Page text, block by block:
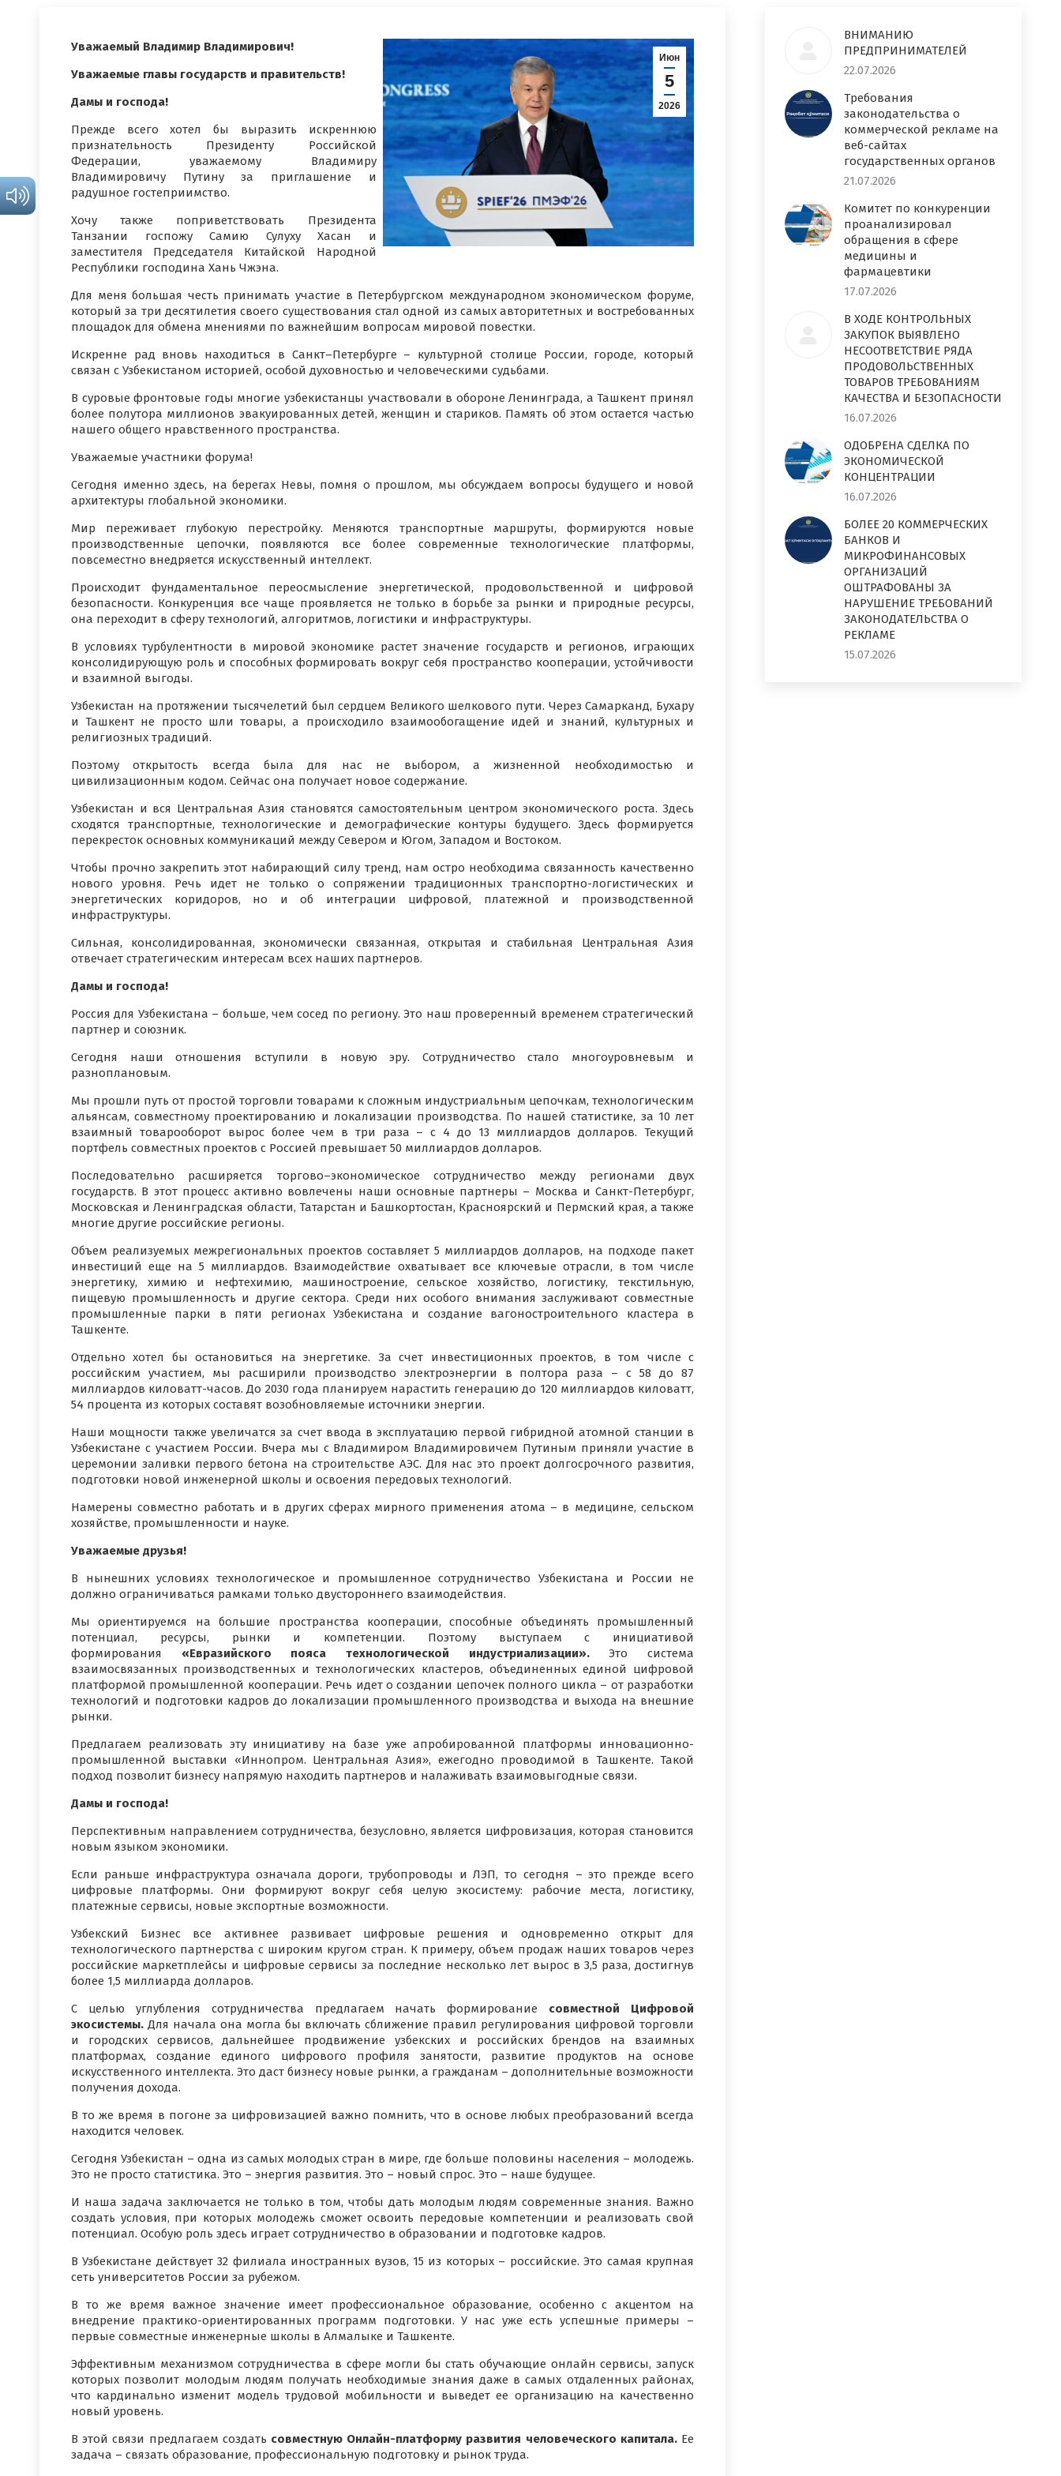
Июн
5
2026
Уважаемый Владимир Владимирович!
Уважаемые главы государств и правительств!
Дамы и господа!
Прежде всего хотел бы выразить искреннюю
признательность Президенту Российской
Федерации, уважаемому Владимиру
Владимировичу Путину за приглашение и
радушное гостеприимство.
Хочу также поприветствовать Президента
Танзании госпожу Самию Сулуху Хасан и
заместителя Председателя Китайской Народной
Республики господина Хань Чжэна.
Для меня большая честь принимать участие в Петербургском международном экономическом форуме,
который за три десятилетия своего существования стал одной из самых авторитетных и востребованных
площадок для обмена мнениями по важнейшим вопросам мировой повестки.
Искренне рад вновь находиться в Санкт–Петербурге – культурной столице России, городе, который
связан с Узбекистаном историей, особой духовностью и человеческими судьбами.
В суровые фронтовые годы многие узбекистанцы участвовали в обороне Ленинграда, а Ташкент принял
более полутора миллионов эвакуированных детей, женщин и стариков. Память об этом остается частью
нашего общего нравственного пространства.
Уважаемые участники форума!
Сегодня именно здесь, на берегах Невы, помня о прошлом, мы обсуждаем вопросы будущего и новой
архитектуры глобальной экономики.
Мир переживает глубокую перестройку. Меняются транспортные маршруты, формируются новые
производственные цепочки, появляются все более современные технологические платформы,
повсеместно внедряется искусственный интеллект.
Происходит фундаментальное переосмысление энергетической, продовольственной и цифровой
безопасности. Конкуренция все чаще проявляется не только в борьбе за рынки и природные ресурсы,
она переходит в сферу технологий, алгоритмов, логистики и инфраструктуры.
В условиях турбулентности в мировой экономике растет значение государств и регионов, играющих
консолидирующую роль и способных формировать вокруг себя пространство кооперации, устойчивости
и взаимной выгоды.
Узбекистан на протяжении тысячелетий был сердцем Великого шелкового пути. Через Самарканд, Бухару
и Ташкент не просто шли товары, а происходило взаимообогащение идей и знаний, культурных и
религиозных традиций.
Поэтому открытость всегда была для нас не выбором, а жизненной необходимостью и
цивилизационным кодом. Сейчас она получает новое содержание.
Узбекистан и вся Центральная Азия становятся самостоятельным центром экономического роста. Здесь
сходятся транспортные, технологические и демографические контуры будущего. Здесь формируется
перекресток основных коммуникаций между Севером и Югом, Западом и Востоком.
Чтобы прочно закрепить этот набирающий силу тренд, нам остро необходима связанность качественно
нового уровня. Речь идет не только о сопряжении традиционных транспортно-логистических и
энергетических коридоров, но и об интеграции цифровой, платежной и производственной
инфраструктуры.
Сильная, консолидированная, экономически связанная, открытая и стабильная Центральная Азия
отвечает стратегическим интересам всех наших партнеров.
Дамы и господа!
Россия для Узбекистана – больше, чем сосед по региону. Это наш проверенный временем стратегический
партнер и союзник.
Сегодня наши отношения вступили в новую эру. Сотрудничество стало многоуровневым и
разноплановым.
Мы прошли путь от простой торговли товарами к сложным индустриальным цепочкам, технологическим
альянсам, совместному проектированию и локализации производства. По нашей статистике, за 10 лет
взаимный товарооборот вырос более чем в три раза – с 4 до 13 миллиардов долларов. Текущий
портфель совместных проектов с Россией превышает 50 миллиардов долларов.
Последовательно расширяется торгово–экономическое сотрудничество между регионами двух
государств. В этот процесс активно вовлечены наши основные партнеры – Москва и Санкт-Петербург,
Московская и Ленинградская области, Татарстан и Башкортостан, Красноярский и Пермский края, а также
многие другие российские регионы.
Объем реализуемых межрегиональных проектов составляет 5 миллиардов долларов, на подходе пакет
инвестиций еще на 5 миллиардов. Взаимодействие охватывает все ключевые отрасли, в том числе
энергетику, химию и нефтехимию, машиностроение, сельское хозяйство, логистику, текстильную,
пищевую промышленность и другие сектора. Среди них особого внимания заслуживают совместные
промышленные парки в пяти регионах Узбекистана и создание вагоностроительного кластера в
Ташкенте.
Отдельно хотел бы остановиться на энергетике. За счет инвестиционных проектов, в том числе с
российским участием, мы расширили производство электроэнергии в полтора раза – с 58 до 87
миллиардов киловатт-часов. До 2030 года планируем нарастить генерацию до 120 миллиардов киловатт,
54 процента из которых составят возобновляемые источники энергии.
Наши мощности также увеличатся за счет ввода в эксплуатацию первой гибридной атомной станции в
Узбекистане с участием России. Вчера мы с Владимиром Владимировичем Путиным приняли участие в
церемонии заливки первого бетона на строительстве АЭС. Для нас это проект долгосрочного развития,
подготовки новой инженерной школы и освоения передовых технологий.
Намерены совместно работать и в других сферах мирного применения атома – в медицине, сельском
хозяйстве, промышленности и науке.
Уважаемые друзья!
В нынешних условиях технологическое и промышленное сотрудничество Узбекистана и России не
должно ограничиваться рамками только двустороннего взаимодействия.
Мы ориентируемся на большие пространства кооперации, способные объединять промышленный
потенциал, ресурсы, рынки и компетенции. Поэтому выступаем с инициативой
формирования «Евразийского пояса технологической индустриализации».Это система
взаимосвязанных производственных и технологических кластеров, объединенных единой цифровой
платформой промышленной кооперации. Речь идет о создании цепочек полного цикла – от разработки
технологий и подготовки кадров до локализации промышленного производства и выхода на внешние
рынки.
Предлагаем реализовать эту инициативу на базе уже апробированной платформы инновационно-
промышленной выставки «Иннопром. Центральная Азия», ежегодно проводимой в Ташкенте. Такой
подход позволит бизнесу напрямую находить партнеров и налаживать взаимовыгодные связи.
Дамы и господа!
Перспективным направлением сотрудничества, безусловно, является цифровизация, которая становится
новым языком экономики.
Если раньше инфраструктура означала дороги, трубопроводы и ЛЭП, то сегодня – это прежде всего
цифровые платформы. Они формируют вокруг себя целую экосистему: рабочие места, логистику,
платежные сервисы, новые экспортные возможности.
Узбекский Бизнес все активнее развивает цифровые решения и одновременно открыт для
технологического партнерства с широким кругом стран. К примеру, объем продаж наших товаров через
российские маркетплейсы и цифровые сервисы за последние несколько лет вырос в 3,5 раза, достигнув
более 1,5 миллиарда долларов.
С целью углубления сотрудничества предлагаем начать формирование совместной Цифровой
экосистемы. Для начала она могла бы включать сближение правил регулирования цифровой торговли
и городских сервисов, дальнейшее продвижение узбекских и российских брендов на взаимных
платформах, создание единого цифрового профиля занятости, развитие продуктов на основе
искусственного интеллекта. Это даст бизнесу новые рынки, а гражданам – дополнительные возможности
получения дохода.
В то же время в погоне за цифровизацией важно помнить, что в основе любых преобразований всегда
находится человек.
Сегодня Узбекистан – одна из самых молодых стран в мире, где больше половины населения – молодежь.
Это не просто статистика. Это – энергия развития. Это – новый спрос. Это – наше будущее.
И наша задача заключается не только в том, чтобы дать молодым людям современные знания. Важно
создать условия, при которых молодежь сможет освоить передовые компетенции и реализовать свой
потенциал. Особую роль здесь играет сотрудничество в образовании и подготовке кадров.
В Узбекистане действует 32 филиала иностранных вузов, 15 из которых – российские. Это самая крупная
сеть университетов России за рубежом.
В то же время важное значение имеет профессиональное образование, особенно с акцентом на
внедрение практико-ориентированных программ подготовки. У нас уже есть успешные примеры –
первые совместные инженерные школы в Алмалыке и Ташкенте.
Эффективным механизмом сотрудничества в сфере могли бы стать обучающие онлайн сервисы, запуск
которых позволит молодым людям получать необходимые знания даже в самых отдаленных районах,
что кардинально изменит модель трудовой мобильности и выведет ее организацию на качественно
новый уровень.
В этой связи предлагаем создать совместную Онлайн-платформу развития человеческого капитала. Ее
задача – связать образование, профессиональную подготовку и рынок труда.
ВНИМАНИЮ
ПРЕДПРИНИМАТЕЛЕЙ
22.07.2026
Требования
законодательства о
коммерческой рекламе на
веб-сайтах
государственных органов
21.07.2026
Комитет по конкуренции
проанализировал
обращения в сфере
медицины и
фармацевтики
17.07.2026
В ХОДЕ КОНТРОЛЬНЫХ
ЗАКУПОК ВЫЯВЛЕНО
НЕСООТВЕТСТВИЕ РЯДА
ПРОДОВОЛЬСТВЕННЫХ
ТОВАРОВ ТРЕБОВАНИЯМ
КАЧЕСТВА И БЕЗОПАСНОСТИ
16.07.2026
ОДОБРЕНА СДЕЛКА ПО
ЭКОНОМИЧЕСКОЙ
КОНЦЕНТРАЦИИ
16.07.2026
БОЛЕЕ 20 КОММЕРЧЕСКИХ
БАНКОВ И
МИКРОФИНАНСОВЫХ
ОРГАНИЗАЦИЙ
ОШТРАФОВАНЫ ЗА
НАРУШЕНИЕ ТРЕБОВАНИЙ
ЗАКОНОДАТЕЛЬСТВА О
РЕКЛАМЕ
15.07.2026